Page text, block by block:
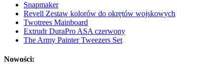
Snapmaker
Revell Zestaw kolorów do okrętów wojskowych
Twotrees Mainboard
Extrudr DuraPro ASA czerwony
The Army Painter Tweezers Set
Nowości: